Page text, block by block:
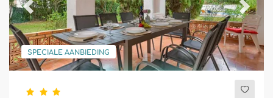
SPECIALE AANBIEDING
Previous Next